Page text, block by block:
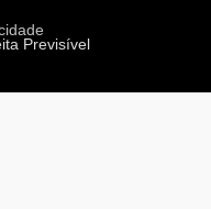
Previsível